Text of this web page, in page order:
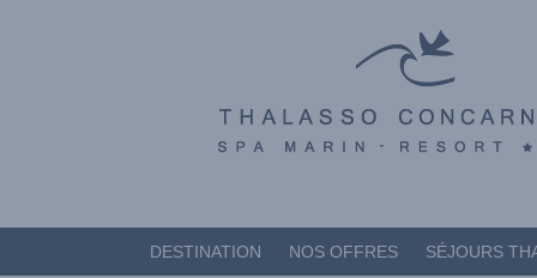
DESTINATION NOS OFFRES SÉJOURS